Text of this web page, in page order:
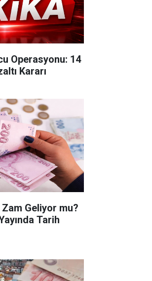
Operasyonu: 14
Kararı
Geliyor mu?
Tarih